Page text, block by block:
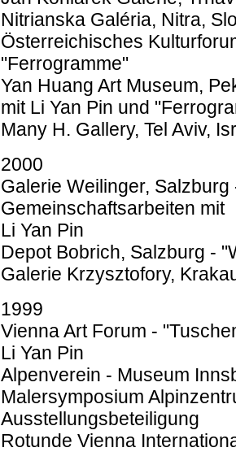
Nitrianska Galéria, Nitra,
Österreichisches
"Ferrogramme"
Yan Huang Art Museum,
mit Li Yan Pin und
Many H. Gallery, Tel Aviv,
2000
Galerie Weilinger,
Gemeinschaftsarbeiten mit
Li Yan Pin
Depot Bobrich, Salzburg -
Galerie Krzysztofory,
1999
Vienna Art Forum -
Li Yan Pin
Alpenverein - Museum
Malersymposium
Ausstellungsbeteiligung
Rotunde Vienna